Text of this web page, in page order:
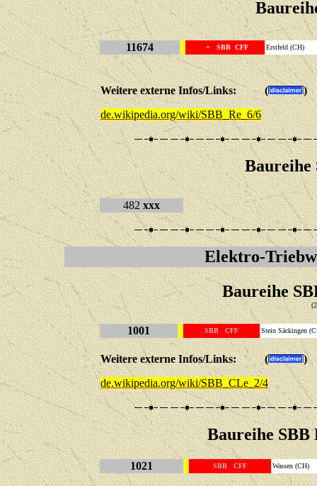
11674 + SBB CFF Erstfeld (CH)
Weitere externe Infos/Links: (
)
de.wikipedia.org/wiki/SBB_Re_6/6
Baureihe
482 xxx
Elektro-
Baureihe
1001 SBB CFF Stein Säckingen
Weitere externe Infos/Links: (
)
de.wikipedia.org/wiki/SBB_CLe_2/4
Baureihe
1021 SBB CFF Wassen (CH)